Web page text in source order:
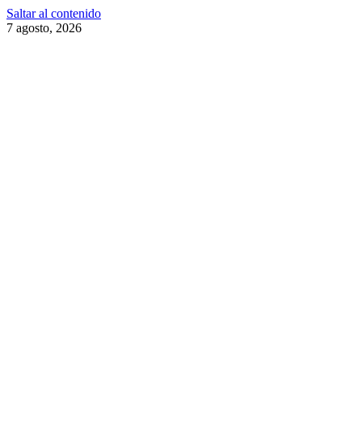
Saltar al contenido
7 agosto, 2026